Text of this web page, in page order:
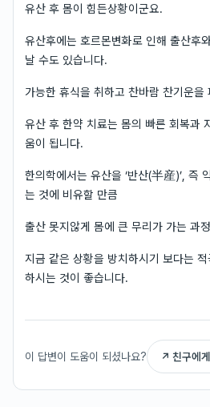
유산 후 몸이 힘든상황이군요.
유산후에는 호르몬변화로 인해 출산후
날 수도 있습니다.
가능한 휴식을 취하고 찬바람 찬기운을
유산 후 한약 치료는 몸의 빠른 회복과
움이 됩니다.
한의학에서는 유산을 ‘반산(半産)’, 즉
는 것에 비유할 만큼
출산 못지않게 몸에 큰 무리가 가는 과
지금 같은 상황을 방치하시기 보다는
하시는 것이 좋습니다.
이 답변이 도움이 되셨나요? ↗ 친구에